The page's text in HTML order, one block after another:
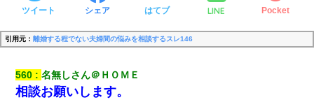
ツイート シェア はてブ LINE Pocket
引用元： 離婚する程でない夫婦間の悩みを相談するスレ146
560 名無しさん＠ＨＯＭＥ
相談お願いします。